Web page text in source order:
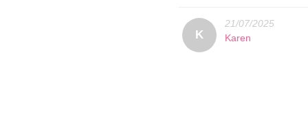
K
21/07/2025
Karen